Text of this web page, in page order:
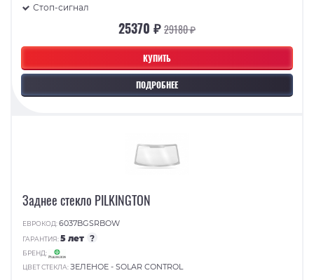
КУПИТЬ
ПОДРОБНЕЕ
Стоп-сигнал
25370 ₽29180 ₽
Заднее стекло PILKINGTON
ЕВРОКОД:6037BGSRBOW
ГАРАНТИЯ:5 лет ?
БРЕНД:
ЦВЕТ СТЕКЛА:ЗЕЛЕНОЕ - SOLAR CONTROL